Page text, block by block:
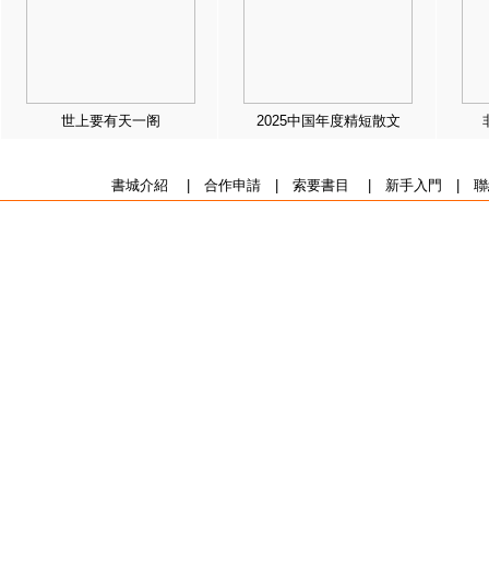
世上要有天一阁 2025中国年度精短散文
書城介紹 合作申請| 索要書目 新手入門